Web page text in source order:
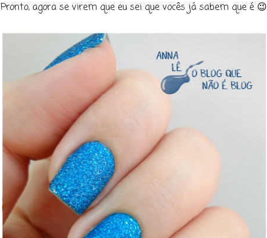
Pronto, agora se virem que eu sei que vocês já sabem que é 😉